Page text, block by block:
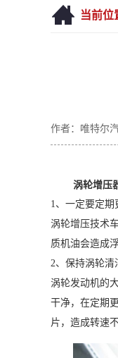
当前位
作者：唯特尔
涡轮增压
1、一定要定期
涡轮增压技术
质机油会造成
2、保持涡轮清
涡轮发动机的
干净，在定期
片，造成转速